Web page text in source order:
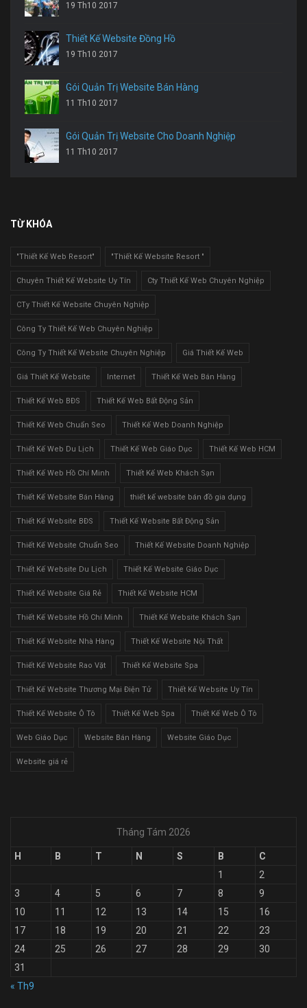
19 Th10 2017
Thiết Kế Website Đồng Hồ
19 Th10 2017
Gói Quản Trị Website Bán Hàng
11 Th10 2017
Gói Quản Trị Website Cho Doanh Nghiệp
11 Th10 2017
TỪ KHÓA
"Thiết Kế Web Resort" "Thiết Kế Website Resort "
Chuyên Thiết Kế Website Uy Tín Cty Thiết Kế Web Chuyên Nghiệp
CTy Thiết Kế Website Chuyên Nghiệp
Công Ty Thiết Kế Web Chuyên Nghiệp
Công Ty Thiết Kế Website Chuyên Nghiệp Giá Thiết Kế Web
Giá Thiết Kế Website Internet Thiết Kế Web Bán Hàng
Thiết Kế Web BĐS Thiết Kế Web Bất Động Sản
Thiết Kế Web Chuẩn Seo Thiết Kế Web Doanh Nghiệp
Thiết Kế Web Du Lịch Thiết Kế Web Giáo Dục Thiết Kế Web HCM
Thiết Kế Web Hồ Chí Minh Thiết Kế Web Khách Sạn
Thiết Kế Website Bán Hàng thiết kế website bán đồ gia dụng
Thiết Kế Website BĐS Thiết Kế Website Bất Động Sản
Thiết Kế Website Chuẩn Seo Thiết Kế Website Doanh Nghiệp
Thiết Kế Website Du Lịch Thiết Kế Website Giáo Dục
Thiết Kế Website Giá Rẻ Thiết Kế Website HCM
Thiết Kế Website Hồ Chí Minh Thiết Kế Website Khách Sạn
Thiết Kế Website Nhà Hàng Thiết Kế Website Nội Thất
Thiết Kế Website Rao Vặt Thiết Kế Website Spa
Thiết Kế Website Thương Mại Điện Tử Thiết Kế Website Uy Tín
Thiết Kế Website Ô Tô Thiết Kế Web Spa Thiết Kế Web Ô Tô
Web Giáo Dục Website Bán Hàng Website Giáo Dục
Website giá rẻ
Tháng Tám 2026
H B T N S B
C
1
2
3
4 5 6 7 8
9
10
11 12 13 14 15
16
17
18 19 20 21 22
23
24
25 26 27 28 29
30
31
« Th9